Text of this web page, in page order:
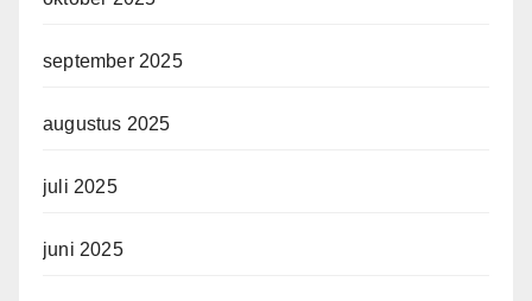
september 2025
augustus 2025
juli 2025
juni 2025